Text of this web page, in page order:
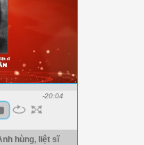
-20:04
hùng, liệt sĩ